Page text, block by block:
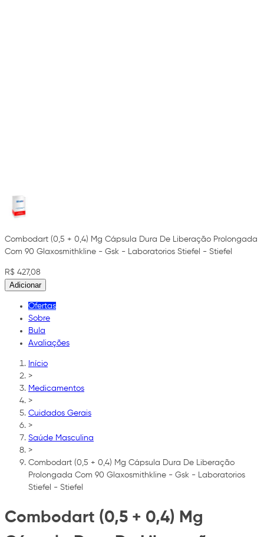
Combodart (0,5 + 0,4) Mg Cápsula Dura De Liberação Prolongada
Com 90 Glaxosmithkline - Gsk - Laboratorios Stiefel - Stiefel
R$ 427,08
Adicionar
Ofertas
Sobre
Bula
Avaliações
Início
>
Medicamentos
>
Cuidados Gerais
>
Saúde Masculina
>
Combodart (0,5 + 0,4) Mg Cápsula Dura De Liberação
Prolongada Com 90 Glaxosmithkline - Gsk - Laboratorios
Stiefel - Stiefel
Combodart (0,5 + 0,4) Mg